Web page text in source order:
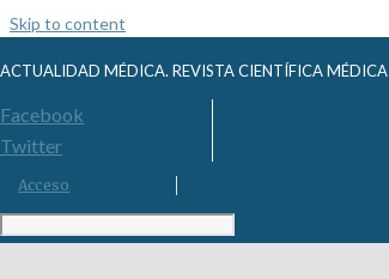
Skip to content
ACTUALIDAD MÉDICA. REVISTA CIENTÍFICA MÉDICA
Facebook
Twitter
Acceso